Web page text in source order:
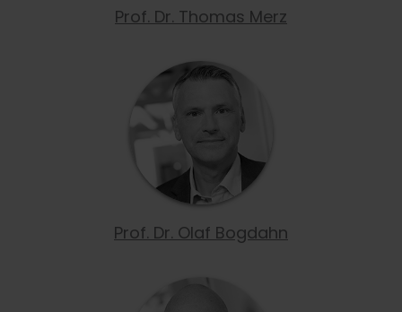
Prof. Dr. Thomas Merz
Prof. Dr. Olaf Bogdahn